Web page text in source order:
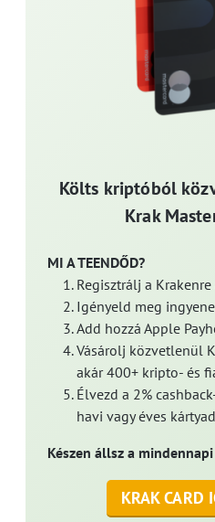
Költs kriptóból
Krak
MI A TEENDŐD?
Regisztrálj a
Igényeld meg
Add hozzá Apple
Vásárolj közvetlenül
akár 400+ kripto- és
Élvezd a 2%
havi vagy éves
Készen állsz a
KRAK CARD